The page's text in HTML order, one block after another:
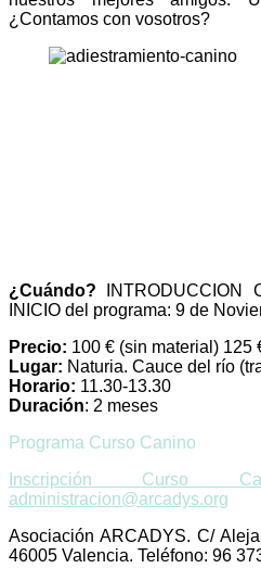
¿Contamos con vosotros?
¿Cuándo?
INICIO del programa: 9 de
Precio: 100 € (sin material) 125
Lugar: Naturia. Cauce del río
Horario: 11.30-13.30
Duración: 2 meses
Programa Curso Canino
Inscripción Curso
administracion@arcadys.org
Asociación ARCADYS. C/
46005 Valencia. Teléfono: 96